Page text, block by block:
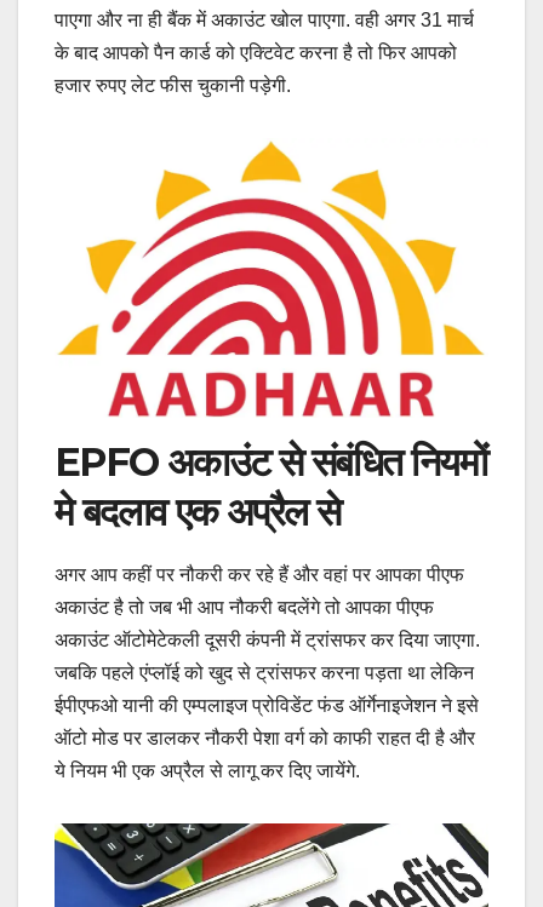
पाएगा और ना ही बैंक में अकाउंट खोल पाएगा. वही अगर 31 मार्च
के बाद आपको पैन कार्ड को एक्टिवेट करना है तो फिर आपको
हजार रुपए लेट फीस चुकानी पड़ेगी.
EPFO अकाउंट से संबंधित नियमों
मे बदलाव एक अप्रैल से
अगर आप कहीं पर नौकरी कर रहे हैं और वहां पर आपका पीएफ
अकाउंट है तो जब भी आप नौकरी बदलेंगे तो आपका पीएफ
अकाउंट ऑटोमेटेकली दूसरी कंपनी में ट्रांसफर कर दिया जाएगा.
जबकि पहले एंप्लॉई को खुद से ट्रांसफर करना पड़ता था लेकिन
ईपीएफओ यानी की एम्पलाइज प्रोविडेंट फंड ऑर्गेनाइजेशन ने इसे
ऑटो मोड पर डालकर नौकरी पेशा वर्ग को काफी राहत दी है और
ये नियम भी एक अप्रैल से लागू कर दिए जायेंगे.